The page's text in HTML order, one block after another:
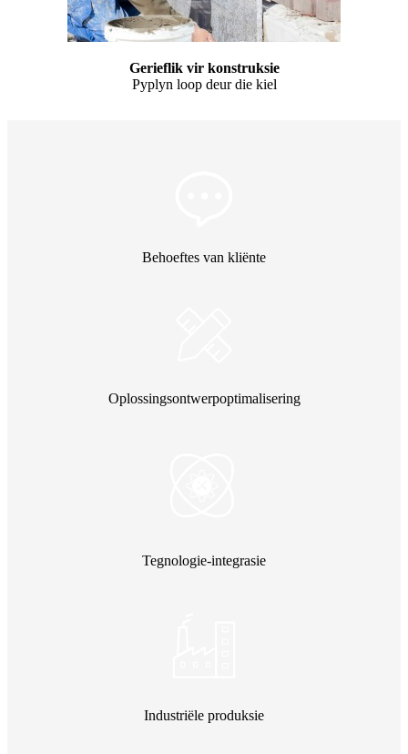
Gerieflik vir konstruksie
Pyplyn loop deur die kiel
Behoeftes van kliënte
Oplossingsontwerpoptimalisering
Tegnologie-integrasie
Industriële produksie